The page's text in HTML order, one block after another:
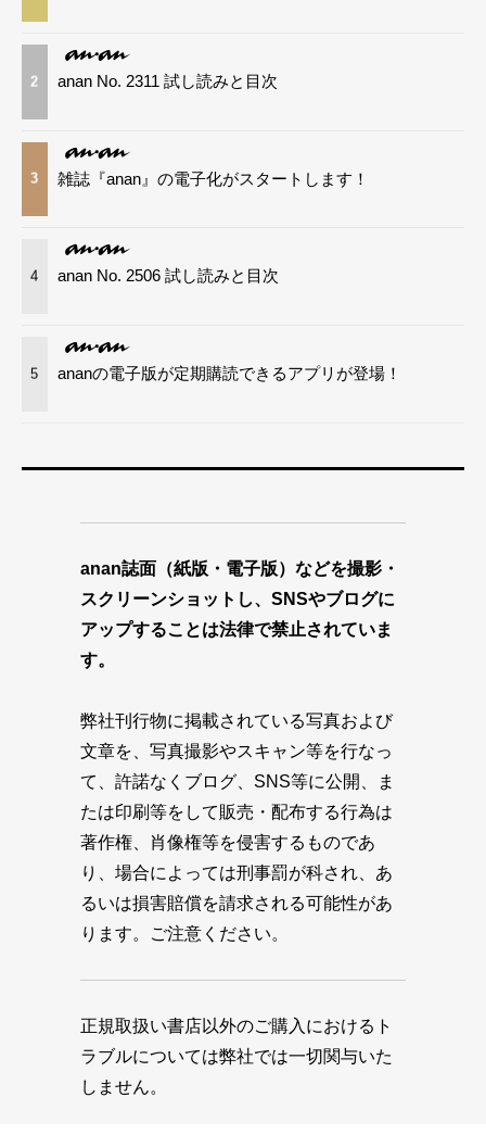
2 anan No. 2311 試し読みと目次
3 雑誌『anan』の電子化がスタートします！
4 anan No. 2506 試し読みと目次
5 ananの電子版が定期購読できるアプリが登場！
anan誌面（紙版・電子版）などを撮影・
スクリーンショットし、SNSやブログに
アップすることは法律で禁止されていま
す。
弊社刊行物に掲載されている写真および
文章を、写真撮影やスキャン等を行なっ
て、許諾なくブログ、SNS等に公開、ま
たは印刷等をして販売・配布する行為は
著作権、肖像権等を侵害するものであ
り、場合によっては刑事罰が科され、あ
るいは損害賠償を請求される可能性があ
ります。ご注意ください。
正規取扱い書店以外のご購入におけるト
ラブルについては弊社では一切関与いた
しません。